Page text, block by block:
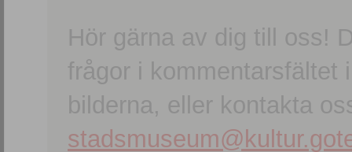
Hör gärna av dig till oss!
frågor i kommentarsfältet
bilderna, eller kontakta